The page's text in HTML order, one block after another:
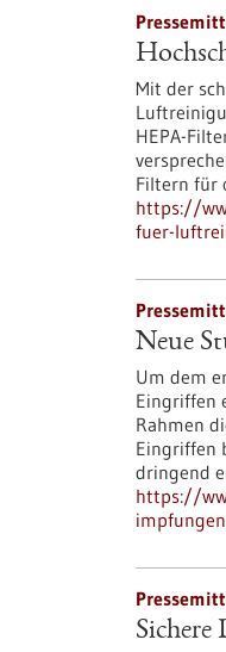
Mit der
HEPA-
Filtern für
https://
fuer-
Neue
Um dem
Eingriffen
Rahmen
Eingriffen
dringend
https://
Sichere